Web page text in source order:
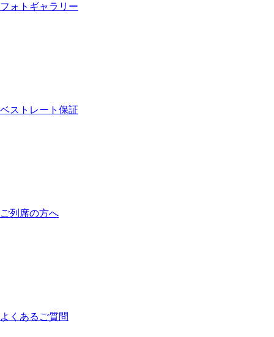
フォトギャラリー
ベストレート保証
ご列席の方へ
よくあるご質問